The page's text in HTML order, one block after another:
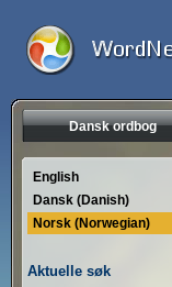
Dansk ordbog
English
Dansk (Danish)
Norsk (Norwegian)
Aktuelle søk